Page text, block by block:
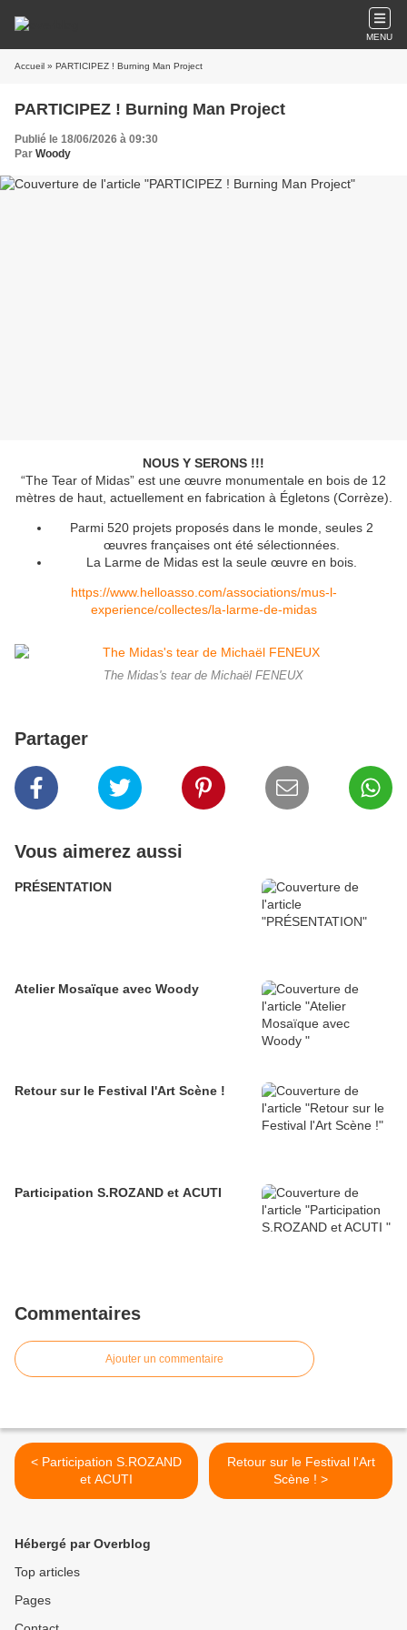
MENU
Accueil » PARTICIPEZ ! Burning Man Project
PARTICIPEZ ! Burning Man Project
Publié le 18/06/2026 à 09:30
Par Woody
NOUS Y SERONS !!!
“The Tear of Midas” est une œuvre monumentale en bois de 12
mètres de haut, actuellement en fabrication à Égletons (Corrèze).
Parmi 520 projets proposés dans le monde, seules 2
œuvres françaises ont été sélectionnées.
La Larme de Midas est la seule œuvre en bois.
https://www.helloasso.com/associations/mus-l-
experience/collectes/la-larme-de-midas
The Midas's tear de Michaël FENEUX
Partager
Vous aimerez aussi
PRÉSENTATION
Atelier Mosaïque avec Woody
Retour sur le Festival l'Art Scène !
Participation S.ROZAND et ACUTI
Commentaires
Ajouter un commentaire
< Participation S.ROZAND
et ACUTI
Retour sur le Festival l'Art
Scène ! >
Hébergé par Overblog
Top articles
Pages